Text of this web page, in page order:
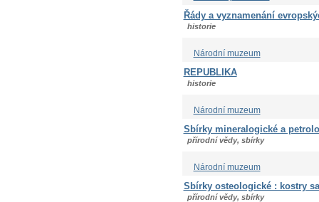
Řády a vyznamenání
historie
Národní muzeum
REPUBLIKA
historie
Národní muzeum
Sbírky mineralogické a
přírodní vědy, sbírky
Národní muzeum
Sbírky osteologické : kostry
přírodní vědy, sbírky